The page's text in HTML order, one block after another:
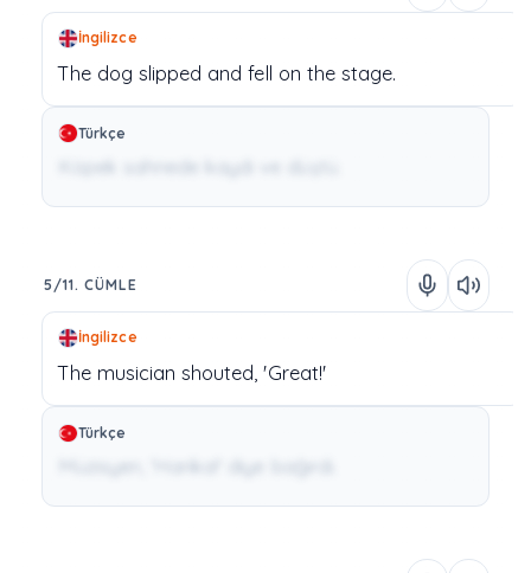
İngilizce
The dog slipped and fell on the stage.
Türkçe
5/11. CÜMLE
İngilizce
The musicianshouted, 'Great!'
Türkçe